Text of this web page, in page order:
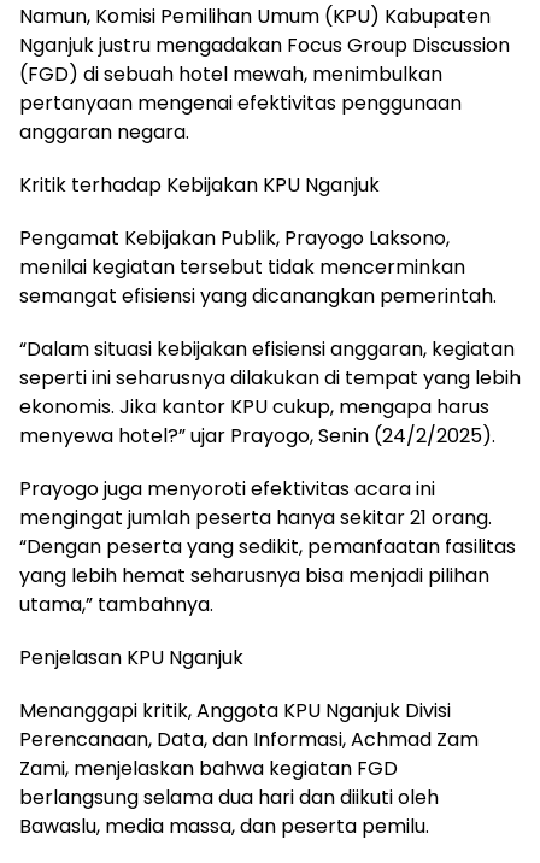
Namun, Komisi Pemilihan Umum (KPU) Kabupaten
Nganjuk justru mengadakan Focus Group Discussion
(FGD) di sebuah hotel mewah, menimbulkan
pertanyaan mengenai efektivitas penggunaan
anggaran negara.
Kritik terhadap Kebijakan KPU Nganjuk
Pengamat Kebijakan Publik, Prayogo Laksono,
menilai kegiatan tersebut tidak mencerminkan
semangat efisiensi yang dicanangkan pemerintah.
“Dalam situasi kebijakan efisiensi anggaran, kegiatan
seperti ini seharusnya dilakukan di tempat yang lebih
ekonomis. Jika kantor KPU cukup, mengapa harus
menyewa hotel?” ujar Prayogo, Senin (24/2/2025).
Prayogo juga menyoroti efektivitas acara ini
mengingat jumlah peserta hanya sekitar 21 orang.
“Dengan peserta yang sedikit, pemanfaatan fasilitas
yang lebih hemat seharusnya bisa menjadi pilihan
utama,” tambahnya.
Penjelasan KPU Nganjuk
Menanggapi kritik, Anggota KPU Nganjuk Divisi
Perencanaan, Data, dan Informasi, Achmad Zam
Zami, menjelaskan bahwa kegiatan FGD
berlangsung selama dua hari dan diikuti oleh
Bawaslu, media massa, dan peserta pemilu.